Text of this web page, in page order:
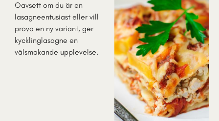
Oavsett om du är en
lasagneentusiast eller vill
prova en ny variant, ger
kycklinglasagne en
välsmakande upplevelse.